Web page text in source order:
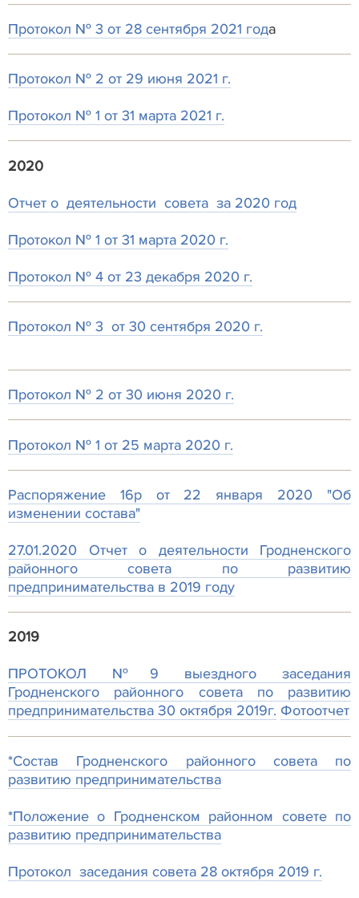
Протокол № 3 от 28 сентября 2021 года
Протокол № 2 от 29 июня 2021 г.
Протокол № 1 от 31 марта 2021 г.
2020
Отчет о деятельности совета за 2020 год
Протокол № 1 от 31 марта 2020 г.
Протокол № 4 от 23 декабря 2020 г.
Протокол № 3 от 30 сентября 2020 г.
Протокол № 2 от 30 июня 2020 г.
Протокол № 1 от 25 марта 2020 г.
Распоряжение 16р от 22 января 2020 "Об
изменении состава"
27.01.2020 Отчет о деятельности Гродненского
районного совета по развитию
предпринимательства в 2019 году
2019
ПРОТОКОЛ №9 выездного заседания
Гродненского районного совета по развитию
предпринимательства З0 октября 2019г. Фотоотчет
*Состав Гродненского районного совета по
развитию предпринимательства
*Положение о Гродненском районном совете по
развитию предпринимательства
Протокол заседания совета 28 октября 2019 г.